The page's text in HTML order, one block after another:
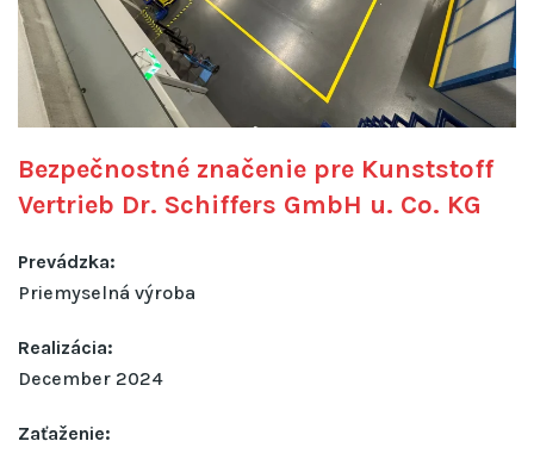
Bezpečnostné značenie pre Kunststoff
Vertrieb Dr. Schiffers GmbH u. Co. KG
Prevádzka:
Priemyselná výroba
Realizácia:
December 2024
Zaťaženie: